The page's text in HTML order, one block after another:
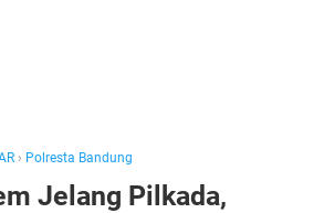
› Polresta Bandung
Jelang Pilkada,